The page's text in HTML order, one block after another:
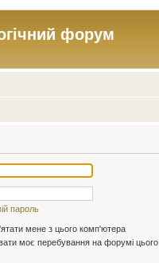
форум
пароль
мене з цього комп'ютера
моє перебування на форумі